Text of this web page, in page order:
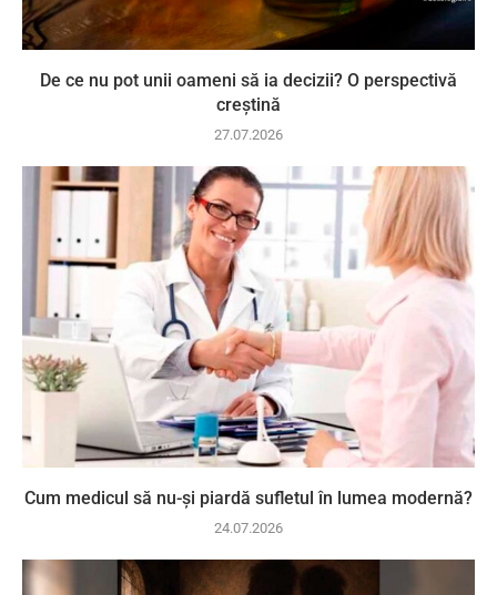
De ce nu pot unii oameni să ia decizii? O perspectivă
creștină
27.07.2026
Cum medicul să nu-și piardă sufletul în lumea modernă?
24.07.2026